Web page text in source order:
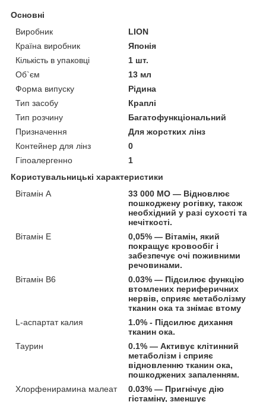
Основні
Виробник
LION
Країна виробник
Японія
Кількість в упаковці
1 шт.
Об`єм
13 мл
Форма випуску
Рідина
Тип засобу
Краплі
Тип розчину
Багатофункціональний
Призначення
Для жорстких лінз
Контейнер для лінз
0
Гіпоалергенно
1
Користувальницькі характеристики
Вітамін А
33 000 МО — Відновлює
пошкоджену рогівку, також
необхідний у разі сухості та
нечіткості.
Вітамін Е
0,05% — Вітамін, який
покращує кровообіг і
забезпечує очі поживними
речовинами.
Вітамін B6
0.03% — Підсилює функцію
втомлених периферичних
нервів, сприяє метаболізму
тканин ока та знімає втому
L-аспартат калия
1.0% - Підсилює дихання
тканин ока.
Таурин
0.1% — Активує клітинний
метаболізм і сприяє
відновленню тканин ока,
пошкоджених запаленням.
Хлорфенирамина малеат
0.03% — Пригнічує дію
гістаміну, зменшує